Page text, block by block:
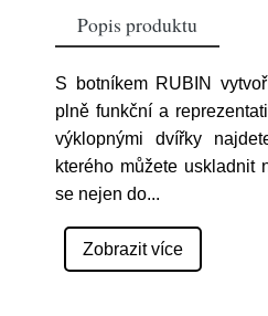
Popis produktu
S botníkem RUBIN
plně funkční a
výklopnými dvířky
kterého můžete uskladnit
se nejen do...
Zobrazit více